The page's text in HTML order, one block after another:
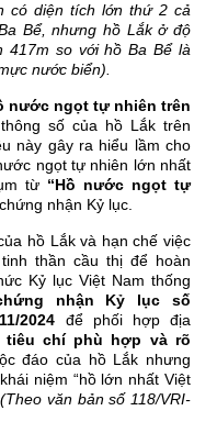
có diện tích lớn thứ 2 cả
Bể, nhưng hồ Lắk ở độ
417m so với hồ Ba Bể là
nước biển).
nước ngọt tự nhiên trên
số của hồ Lắk trên
này gây ra hiểu lầm cho
ngọt tự nhiên lớn nhất
từ “Hồ nước ngọt tự
nhận Kỷ lục.
hồ Lắk và hạn chếviệc
thần cầu thị để hoàn
Kỷ lục Việt Nam thống
nhận Kỷ lục số
2024 để phối hợp địa
tiêu chí phù hợp và rõ
đáo của hồ Lắk nhưng
niệm “hồ lớn nhất Việt
(Theo văn bản số 118/VRI-